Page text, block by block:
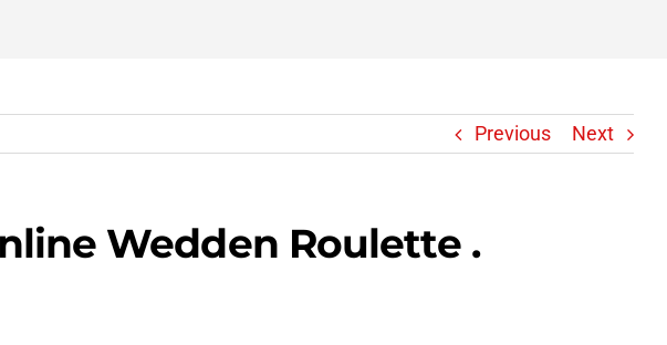
Previous Next
Wedden Roulette .